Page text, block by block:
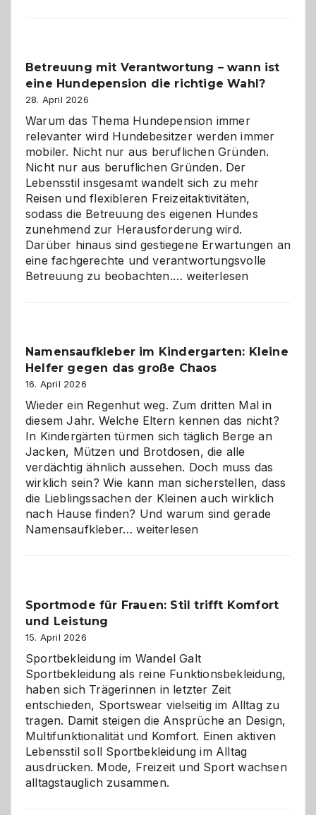
Betreuung mit Verantwortung – wann ist
eine Hundepension die richtige Wahl?
28. April 2026
Warum das Thema Hundepension immer
relevanter wird Hundebesitzer werden immer
mobiler. Nicht nur aus beruflichen Gründen.
Nicht nur aus beruflichen Gründen. Der
Lebensstil insgesamt wandelt sich zu mehr
Reisen und flexibleren Freizeitaktivitäten,
sodass die Betreuung des eigenen Hundes
zunehmend zur Herausforderung wird.
Darüber hinaus sind gestiegene Erwartungen an
eine fachgerechte und verantwortungsvolle
Betreuung zu beobachten.…Betreuung
ist
eine
die
richtige
Wahl?
weiterlesen
Namensaufkleber im Kindergarten: Kleine
Helfer gegen das große Chaos
16. April 2026
Wieder ein Regenhut weg. Zum dritten Mal in
diesem Jahr. Welche Eltern kennen das nicht?
In Kindergärten türmen sich täglich Berge an
Jacken, Mützen und Brotdosen, die alle
verdächtig ähnlich aussehen. Doch muss das
wirklich sein? Wie kann man sicherstellen, dass
die Lieblingssachen der Kleinen auch wirklich
nach Hause finden? Und warum sind gerade
Namensaufkleber…Namensaufkleber
gegen
Chaos
weiterlesen
Sportmode für Frauen: Stil trifft Komfort
und Leistung
15. April 2026
Sportbekleidung im Wandel Galt
Sportbekleidung als reine Funktionsbekleidung,
haben sich Trägerinnen in letzter Zeit
entschieden, Sportswear vielseitig im Alltag zu
tragen. Damit steigen die Ansprüche an Design,
Multifunktionalität und Komfort. Einen aktiven
Lebensstil soll Sportbekleidung im Alltag
ausdrücken. Mode, Freizeit und Sport wachsen
alltagstauglich zusammen.